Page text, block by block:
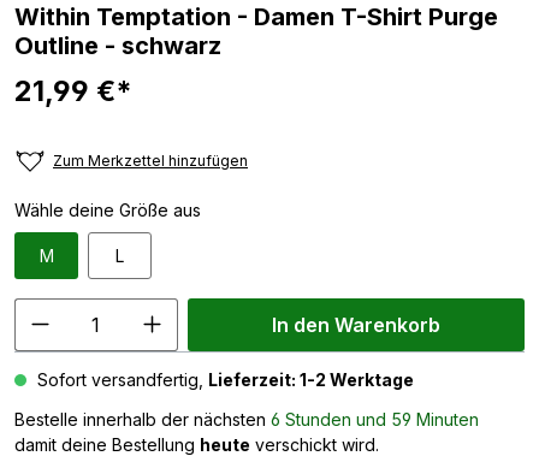
Within Temptation - Damen T-Shirt Purge
Outline - schwarz
21,99 €*
Zum Merkzettel hinzufügen
Wähle deine Größe aus
M L
In den Warenkorb
Sofort versandfertig, Lieferzeit: 1-2 Werktage
Bestelle innerhalb der nächsten 6 Stunden und 59 Minuten
damit deine Bestellung heute verschickt wird.